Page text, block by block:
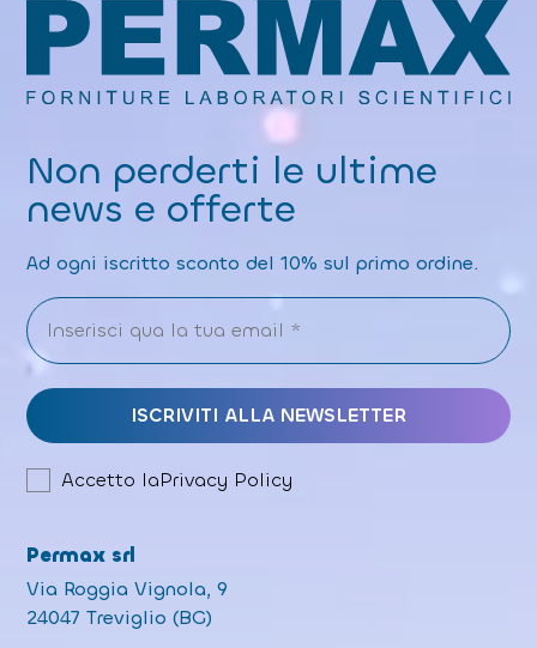
Non perderti le ultime
news e offerte
Ad ogni iscritto sconto del 10% sul primo ordine.
Accetto laPrivacy Policy
Permax srl
Via Roggia Vignola, 9
24047 Treviglio (BG)